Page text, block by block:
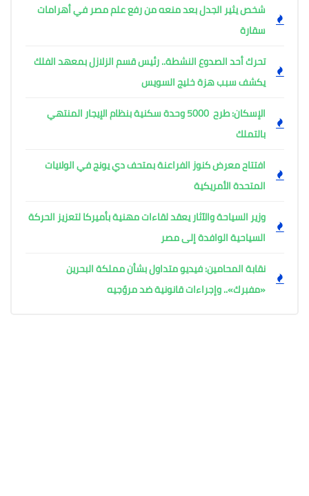
شخص يثير الجدل بعد منعه من رفع علم مصر في أهرامات
سقارة
تحرك أحد الصدوع النشطة.. رئيس قسم الزلازل بمعهد الفلك
يكشف سبب هزة خليج السويس
الإسكان: طرح 5000 وحدة سكنية بنظام الإيجار المنتهي
بالتملك
افتتاح معرض كنوز الفراعنة بمتحف دي يونج في الولايات
المتحدة الأمريكية
وزير السياحة والآثار يعقد لقاءات مهنية بأميركا لتعزيز الحركة
السياحية الوافدة إلى مصر
نقابة المحامين: فيديو متداول بشأن مملكة البحرين
«مفبرك».. وإجراءات قانونية ضد مروّجيه